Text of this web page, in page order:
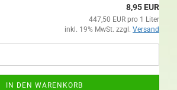
8,95 EUR
447,50 EUR pro 1 Liter
inkl. 19% MwSt. zzgl. Versand
IN DEN WARENKORB